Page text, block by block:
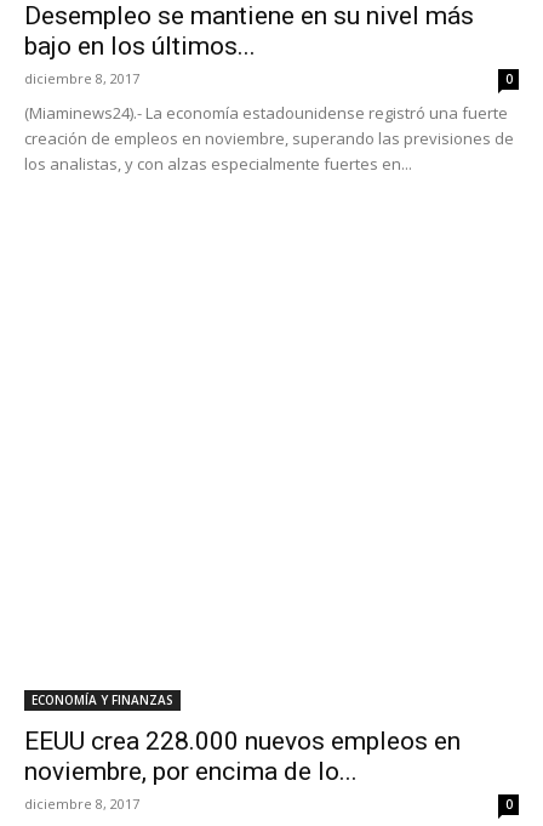
Desempleo se mantiene en su nivel más
bajo en los últimos...
diciembre 8, 2017 0
(Miaminews24).- La economía estadounidense registró una fuerte
creación de empleos en noviembre, superando las previsiones de
los analistas, y con alzas especialmente fuertes en...
ECONOMÍA Y FINANZAS
EEUU crea 228.000 nuevos empleos en
noviembre, por encima de lo...
diciembre 8, 2017 0